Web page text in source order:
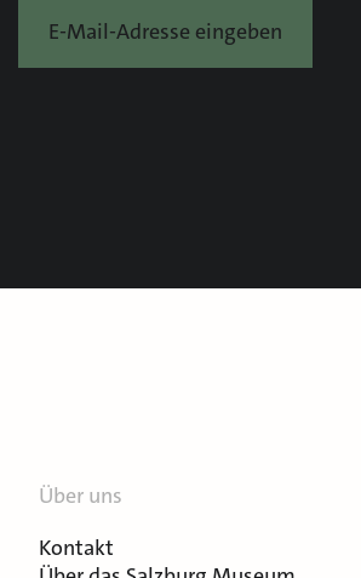
E-Mail-Adresse eingeben
Über uns
Kontakt